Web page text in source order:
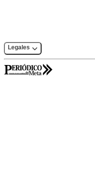
Legales